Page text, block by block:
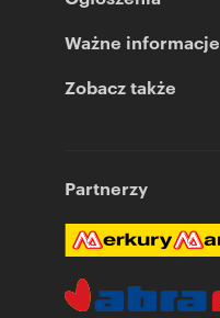
Ważne informacje
Zobacz także
Partnerzy